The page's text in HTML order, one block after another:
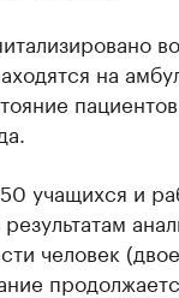
на
учащихся и
человек